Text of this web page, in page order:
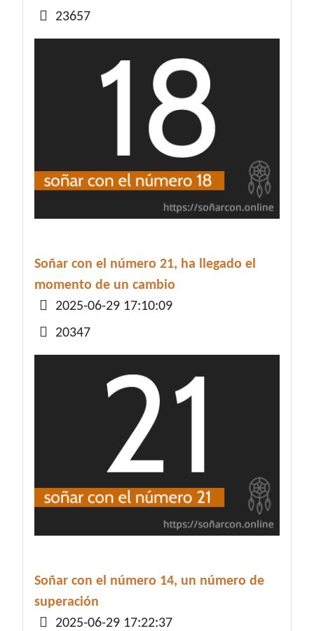
23657
Soñar con el número 21, ha llegado el
momento de un cambio
Detalles
2025-06-29 17:10:09
20347
Soñar con el número 14, un número de
superación
Detalles
2025-06-29 17:22:37